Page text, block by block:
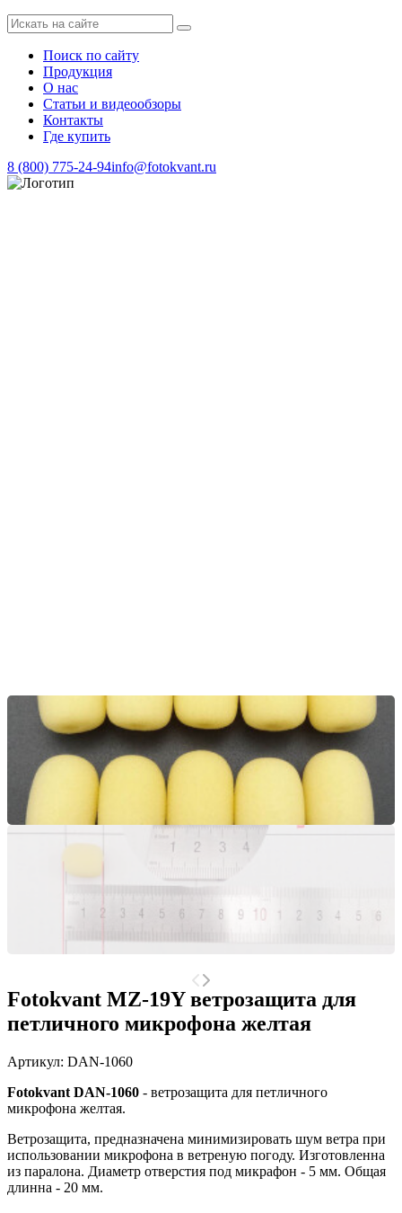
Поиск по сайту
Продукция
О нас
Статьи и видеообзоры
Контакты
Где купить
8 (800) 775-24-94info@fotokvant.ru
Fotokvant MZ-19Y ветрозащита для
петличного микрофона желтая
Артикул: DAN-1060
Fotokvant DAN-1060 - ветрозащита для петличного
микрофона желтая.
Ветрозащита, предназначена минимизировать шум ветра при
использовании микрофона в ветреную погоду. Изготовленна
из паралона. Диаметр отверстия под микрафон - 5 мм. Общая
длинна - 20 мм.